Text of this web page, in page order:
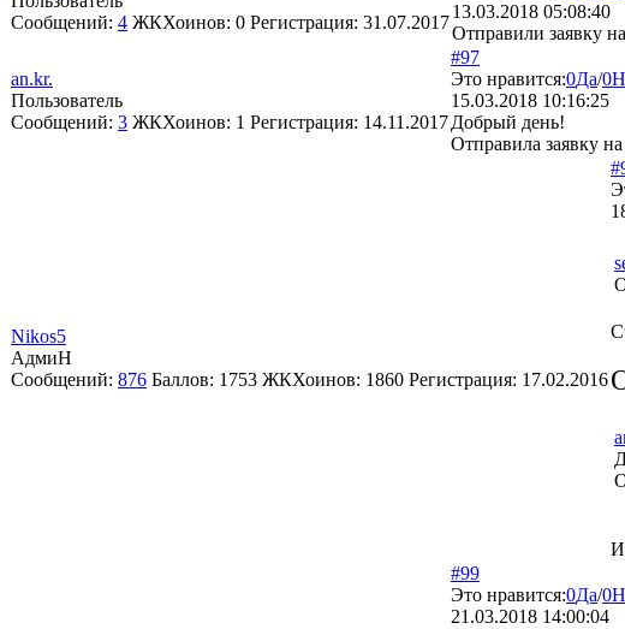
Сообщений: 4 ЖКХоинов: 0 Регистрация: 31.07.2017
13.03.2018 05:08:40
Отправили заявку
an.kr.
Пользователь
Сообщений: 3 ЖКХоинов: 1 Регистрация: 14.11.2017
#97
Это нравится:0Да/0
15.03.2018 10:16:25
Добрый день!
Отправила заявку на
Nikos5
АдмиН
Сообщений: 876 Баллов: 1753 ЖКХоинов: 1860 Регистрация: 17.02.2016
И
#99
Это нравится:0Да/0
21.03.2018 14:00:04